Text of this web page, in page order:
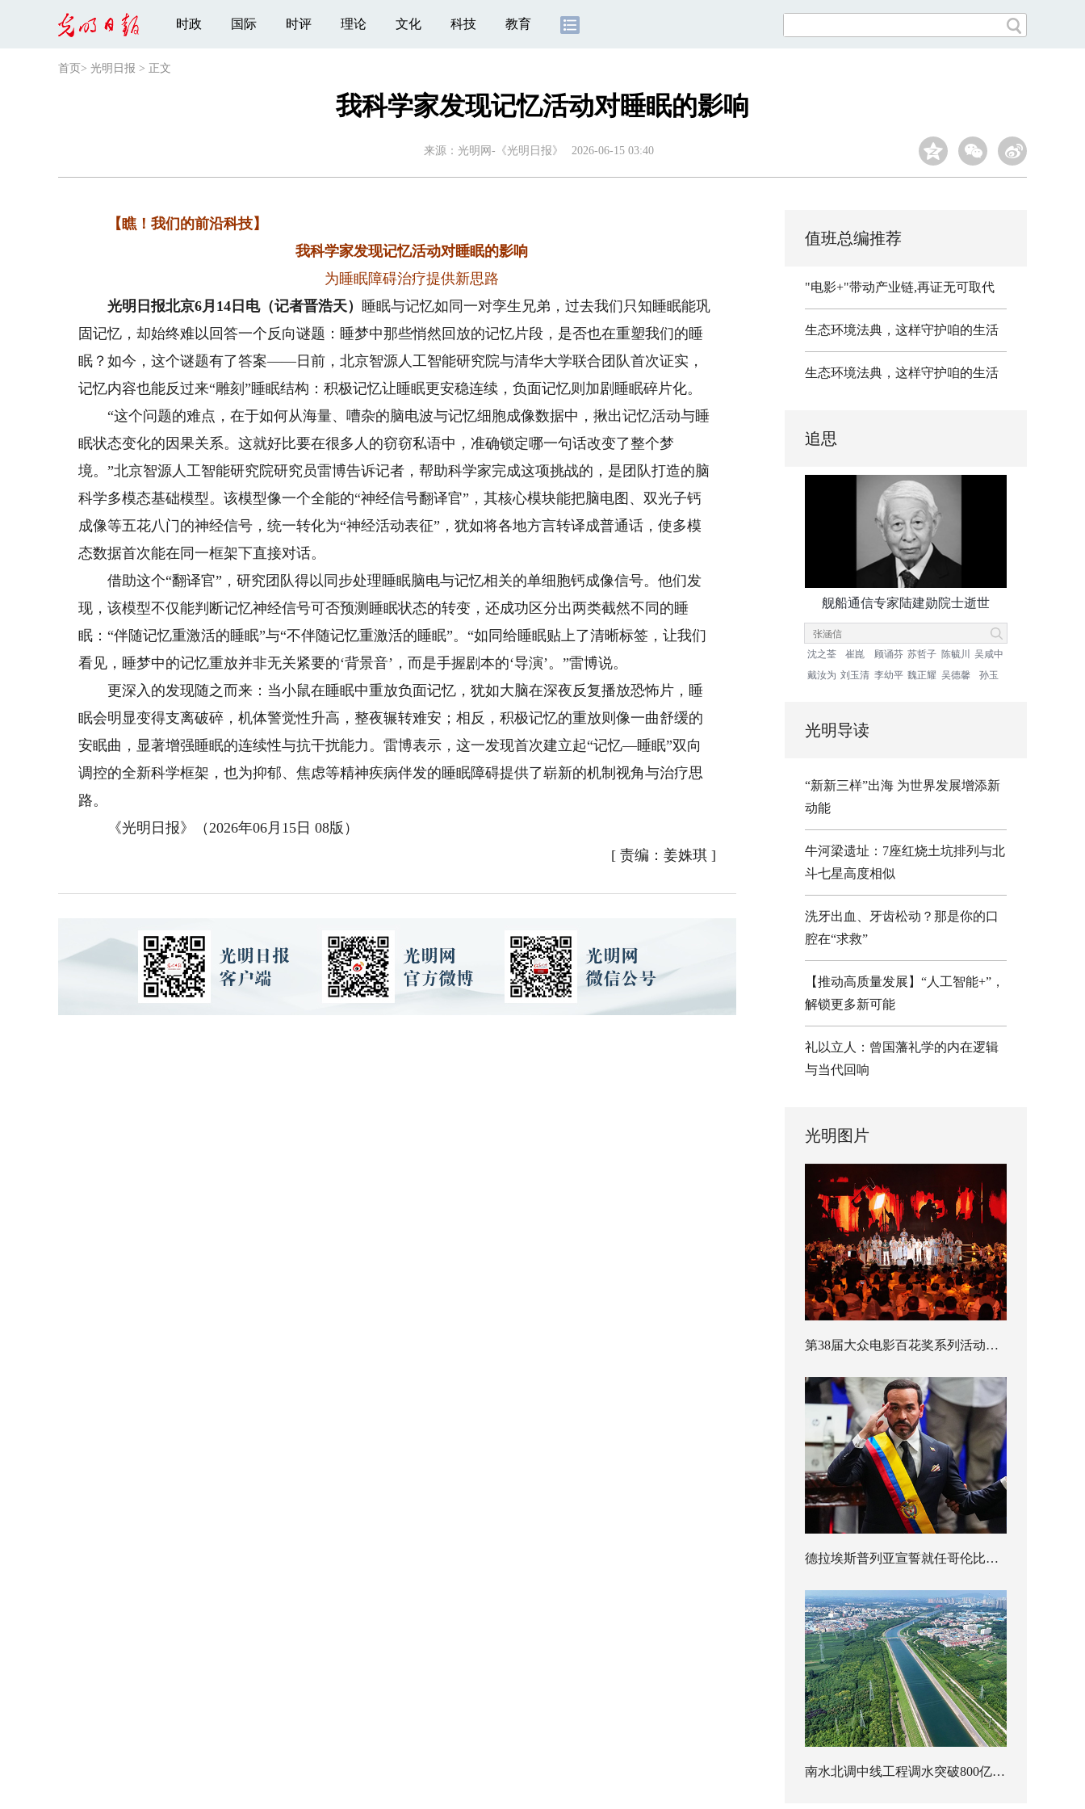
时政 国际 时评 理论 文化 科技 教育
首页 > 光明日报 > 正文
我科学家发现记忆活动对睡眠的影响
来源： 光明网-《光明日报》 2026-06-15 03:40
【瞧！我们的前沿科技】
我科学家发现记忆活动对睡眠的影响
为睡眠障碍治疗提供新思路
光明日报北京6月14日电（记者晋浩天） 睡眠与记忆如同一对孪生兄弟，过去我们只知睡眠能巩
固记忆，却始终难以回答一个反向谜题：睡梦中那些悄然回放的记忆片段，是否也在重塑我们的睡
眠？如今，这个谜题有了答案——日前，北京智源人工智能研究院与清华大学联合团队首次证实，
记忆内容也能反过来“雕刻”睡眠结构：积极记忆让睡眠更安稳连续，负面记忆则加剧睡眠碎片化。
“这个问题的难点，在于如何从海量、嘈杂的脑电波与记忆细胞成像数据中，揪出记忆活动与睡
眠状态变化的因果关系。这就好比要在很多人的窃窃私语中，准确锁定哪一句话改变了整个梦
境。”北京智源人工智能研究院研究员雷博告诉记者，帮助科学家完成这项挑战的，是团队打造的脑
科学多模态基础模型。该模型像一个全能的“神经信号翻译官”，其核心模块能把脑电图、双光子钙
成像等五花八门的神经信号，统一转化为“神经活动表征”，犹如将各地方言转译成普通话，使多模
态数据首次能在同一框架下直接对话。
借助这个“翻译官”，研究团队得以同步处理睡眠脑电与记忆相关的单细胞钙成像信号。他们发
现，该模型不仅能判断记忆神经信号可否预测睡眠状态的转变，还成功区分出两类截然不同的睡
眠：“伴随记忆重激活的睡眠”与“不伴随记忆重激活的睡眠”。“如同给睡眠贴上了清晰标签，让我们
看见，睡梦中的记忆重放并非无关紧要的‘背景音’，而是手握剧本的‘导演’。”雷博说。
更深入的发现随之而来：当小鼠在睡眠中重放负面记忆，犹如大脑在深夜反复播放恐怖片，睡
眠会明显变得支离破碎，机体警觉性升高，整夜辗转难安；相反，积极记忆的重放则像一曲舒缓的
安眠曲，显著增强睡眠的连续性与抗干扰能力。雷博表示，这一发现首次建立起“记忆—睡眠”双向
调控的全新科学框架，也为抑郁、焦虑等精神疾病伴发的睡眠障碍提供了崭新的机制视角与治疗思
路。
《光明日报》（2026年06月15日 08版）
[ 责编：姜姝琪]
值班总编推荐
"电影+"带动产业链,再证无可取代
生态环境法典，这样守护咱的生活
生态环境法典，这样守护咱的生活
追思
舰船通信专家陆建勋院士逝世
沈之荃 崔崑 顾诵芬 苏哲子 陈毓川
吴咸中
戴汝为 刘玉清 李幼平 魏正耀 吴德馨 孙玉
光明导读
“新新三样”出海 为世界发展增添新
动能
牛河梁遗址：7座红烧土坑排列与北
斗七星高度相似
洗牙出血、牙齿松动？那是你的口
腔在“求救”
【推动高质量发展】“人工智能+”，
解锁更多新可能
礼以立人：曾国藩礼学的内在逻辑
与当代回响
光明图片
第38届大众电影百花奖系列活动开幕
德拉埃斯普列亚宣誓就任哥伦比亚总统
南水北调中线工程调水突破800亿立方米